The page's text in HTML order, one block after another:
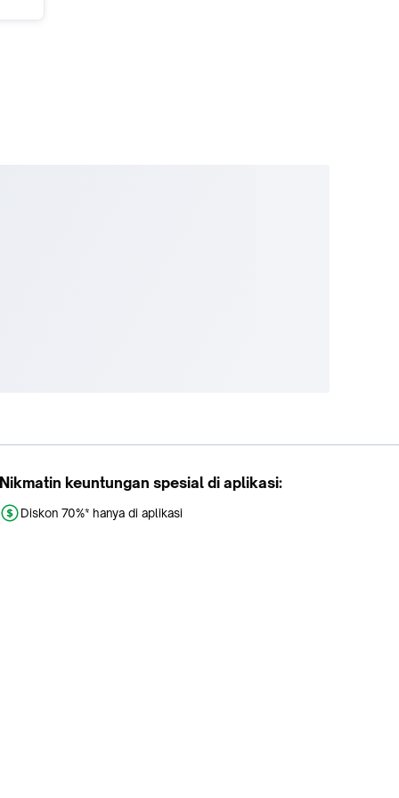
Nikmatin keuntungan spesial di aplikasi:
Diskon 70%* hanya di aplikasi